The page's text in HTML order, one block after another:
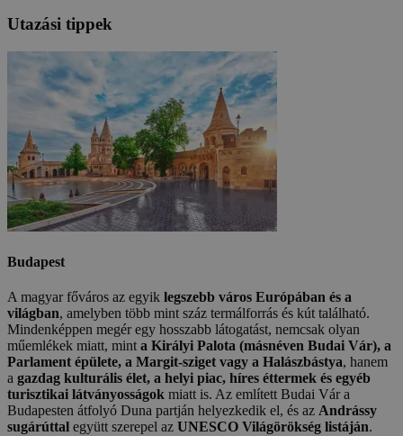
Utazási tippek
Budapest
A magyar főváros az egyik legszebb város Európában és a
világban, amelyben több mint száz termálforrás és kút található.
Mindenképpen megér egy hosszabb látogatást, nemcsak olyan
műemlékek miatt, minta Királyi Palota (másnéven Budai Vár), a
Parlament épülete, a Margit-sziget vagy a Halászbástya, hanem
a gazdag kulturális élet, a helyi piac, híres éttermek és egyéb
turisztikai látványosságok miatt is. Az említett Budai Vár a
Budapesten átfolyó Duna partján helyezkedik el, és az Andrássy
sugárúttal együtt szerepel az UNESCO Világörökség listáján.